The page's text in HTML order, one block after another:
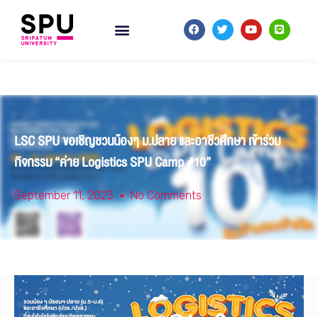
LSC SPU ขอเชิญชวนน้องๆ ม.ปลาย และอาชีวศึกษา เข้าร่วม
กิจกรรม “ค่าย Logistics SPU Camp #10”
September 11, 2023 No Comments